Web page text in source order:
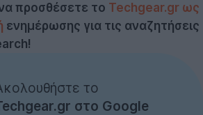
προσθέσετε το Techgear.gr ως
ενημέρωσης για τις αναζητήσεις
το
στο Google